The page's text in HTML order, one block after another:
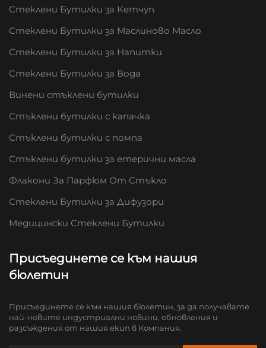
Стеклени Бутилки за Кетчуп
Стеклени Бутилки за Маслиново Масло
Стеклени Бутилки за Напитки
Стеклени Бутилки за Вода
Винени стъклени бутилки
Стъклени бутилки с капачка
Стъклени бутилки с помпа
Стъклени бутилки за етерични масла
Флакони За Парфюм От Стъкло
Стеклени Бутилки за Дифузори
Медицински Стеклени Бутилки
Присъединете се към нашия
бюлетин
Присъединете се към нашия бюлетин, за да получавате
най-новите индустриални новини, обновления и
разсъждения от нашия екип в Компания.